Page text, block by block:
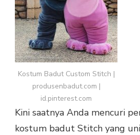
Kostum Badut Custom Stitch |
produsenbadut.com |
id.pinterest.com
Kini saatnya Anda mencuri
kostum badut Stitch yang